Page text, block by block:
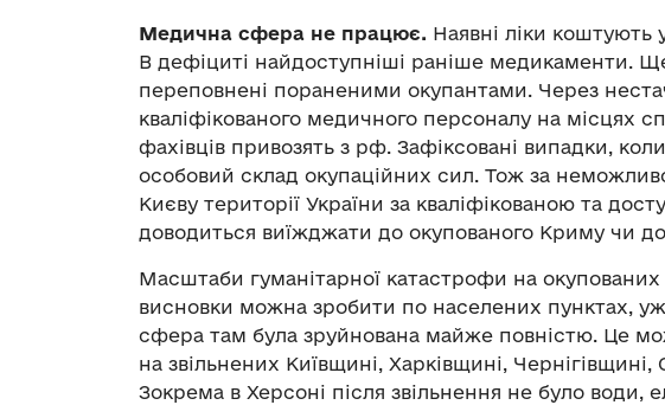
Медична сфера не працює. Наявні ліки коштують
В дефіциті найдоступніші раніше медикаменти. Ще
переповнені пораненими окупантами. Через
кваліфікованого медичного персоналу на місцях
фахівців привозять з рф. Зафіксовані випадки,
особовий склад окупаційних сил. Тож за
Києву території України за кваліфікованою та
доводиться виїжджати до окупованого Криму чи до
Масштаби гуманітарної катастрофи на
висновки можна зробити по населених пунктах,
сфера там була зруйнована майже повністю. Це
на звільнених Київщині, Харківщині,
Зокрема в Херсоні після звільнення не було води,